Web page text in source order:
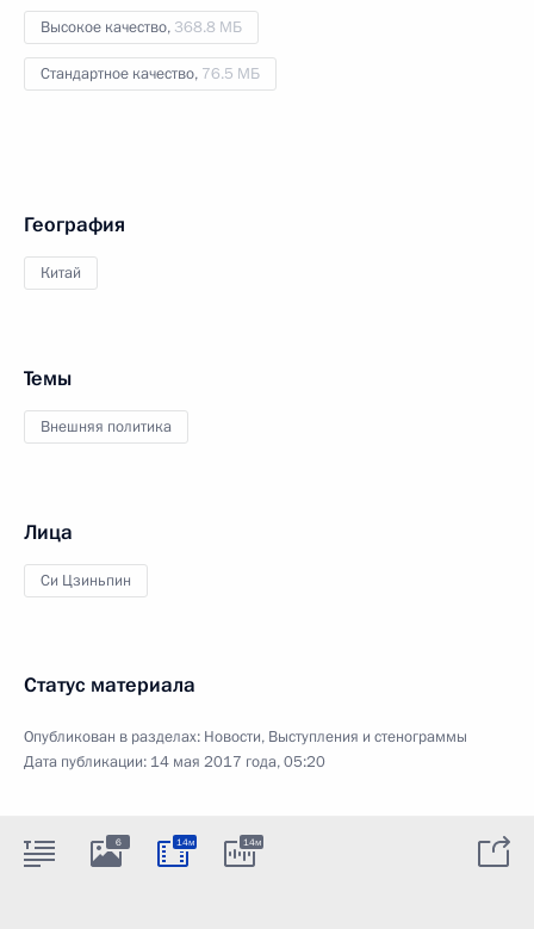
Высокое качество, 368.8 МБ
Стандартное качество, 76.5 МБ
География
Китай
Темы
Внешняя политика
Лица
Си Цзиньпин
Статус материала
Опубликован в разделах: Новости, Выступления и стенограммы
Дата публикации: 14 мая 2017 года, 05:20
6 14м 14м